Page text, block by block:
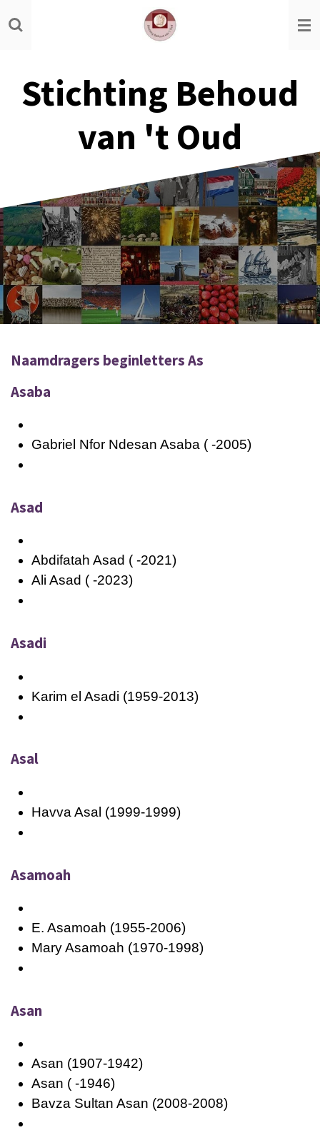
Ga
direct
hoofdinhoud
Stichting Behoud
van 't Oud
Naamdragers beginletters As
Asaba
Gabriel Nfor Ndesan Asaba ( -2005)
Asad
Abdifatah Asad ( -2021)
Ali Asad ( -2023)
Asadi
Karim el Asadi (1959-2013)
Asal
Havva Asal (1999-1999)
Asamoah
E. Asamoah (1955-2006)
Mary Asamoah (1970-1998)
Asan
Asan (1907-1942)
Asan ( -1946)
Bavza Sultan Asan (2008-2008)